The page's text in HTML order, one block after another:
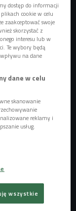
arkusz
zerwcu potrwa
od 20 do 25
- Ogółem
zdobyć
czyli... np.
co wskazują
dostęp do informacji
cookie w celu
zaakceptować swoje
skorzystać z
interesu lub w
Te wybory będą
na dane
dane w celu
skanowanie
reklamy i
usług.
wszystkie